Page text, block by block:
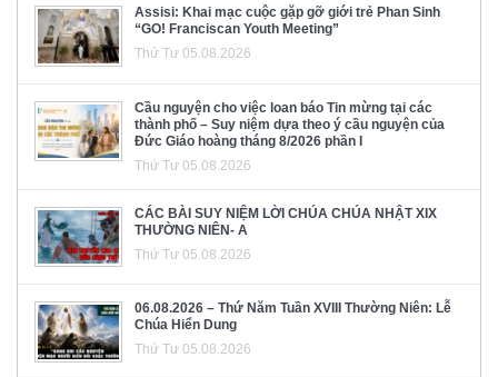
Assisi: Khai mạc cuộc gặp gỡ giới trẻ Phan Sinh
“GO! Franciscan Youth Meeting”
Thứ Tư 05.08.2026
Cầu nguyện cho việc loan báo Tin mừng tại các
thành phố – Suy niệm dựa theo ý cầu nguyện của
Đức Giáo hoàng tháng 8/2026 phần I
Thứ Tư 05.08.2026
CÁC BÀI SUY NIỆM LỜI CHÚA CHÚA NHẬT XIX
THƯỜNG NIÊN- A
Thứ Tư 05.08.2026
06.08.2026 – Thứ Năm Tuần XVIII Thường Niên: Lễ
Chúa Hiển Dung
Thứ Tư 05.08.2026